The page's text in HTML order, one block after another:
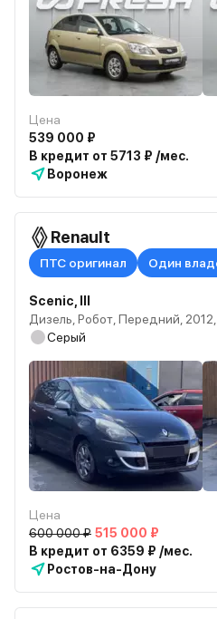
Цена
539 000 ₽
В кредит от 5713 ₽ /мес.
Воронеж
Renault
ПТС оригинал Один
Scenic, III
Дизель, Робот, Передний,
Серый
Цена
600 000 ₽ 515 000 ₽
В кредит от 6359 ₽ /мес.
Ростов-на-Дону